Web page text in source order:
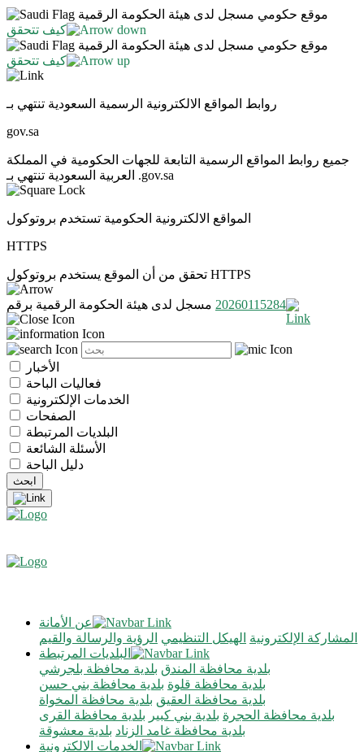
موقع حكومي مسجل لدى هيئة الحكومة الرقمية
كيف تتحقق
موقع حكومي مسجل لدى هيئة الحكومة الرقمية
كيف تتحقق
روابط المواقع الالكترونية الرسمية السعودية تنتهي بـ
gov.sa
جميع روابط المواقع الرسمية التابعة للجهات الحكومية في المملكة
العربية السعودية تنتهي بـ .gov.sa
المواقع الالكترونية الحكومية تستخدم بروتوكول
HTTPS
تحقق من أن الموقع يستخدم بروتوكول HTTPS
مسجل لدى هيئة الحكومة الرقمية برقم 20260115284
الأخبار
فعاليات الباحة
الخدمات الإلكترونية
الصفحات
البلديات المرتبطة
الأسئلة الشائعة
دليل الباحة
عن الأمانة
الرؤية والرسالة والقيم الهيكل التنظيمي المشاركة الإلكترونية
البلديات المرتبطة
بلدية محافظة بلجرشي بلدية محافظة المندق
بلدية محافظة بني حسن بلدية محافظة قلوة
بلدية محافظة المخواة بلدية محافظة العقيق
بلدية محافظة القرى بلدية بني كبير بلدية محافظة الحجرة
بلدية معشوقة بلدية محافظة غامد الزناد
الخدمات الالكترونية